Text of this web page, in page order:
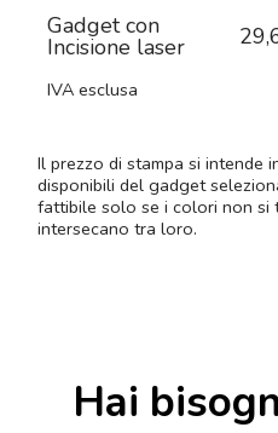
Gadget con
Incisione laser
IVA esclusa
Il prezzo di stampa si intende
disponibili del gadget
fattibile solo se i colori non si
intersecano tra loro.
Hai